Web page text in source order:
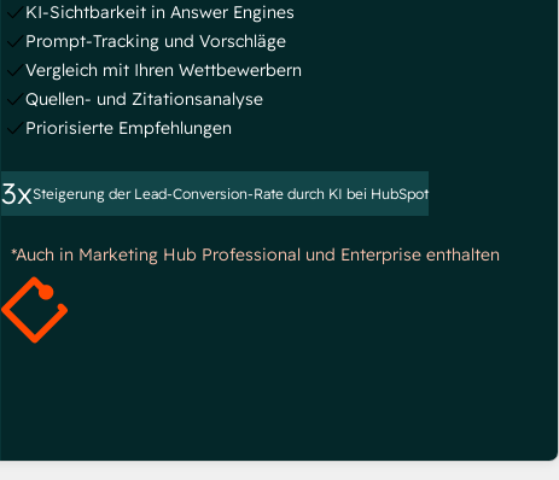
KI-Sichtbarkeit in Answer Engines
Prompt-Tracking und Vorschläge
Vergleich mit Ihren Wettbewerbern
Quellen- und Zitationsanalyse
Priorisierte Empfehlungen
3xSteigerung der Lead-Conversion-Rate durch KI bei HubSpot
*Auch in Marketing Hub Professional und Enterprise enthalten